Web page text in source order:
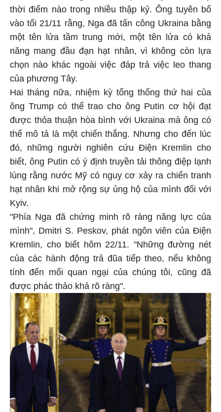
thời điểm nào trong nhiều thập kỷ. Ông tuyên bố
vào tối 21/11 rằng, Nga đã tấn công Ukraina bằng
một tên lửa tầm trung mới, một tên lửa có khả
năng mang đầu đạn hạt nhân, vì không còn lựa
chọn nào khác ngoài việc đáp trả việc leo thang
của phương Tây.
Hai tháng nữa, nhiệm kỳ tổng thống thứ hai của
ông Trump có thể trao cho ông Putin cơ hội đạt
được thỏa thuận hòa bình với Ukraina mà ông có
thể mô tả là một chiến thắng. Nhưng cho đến lúc
đó, những người nghiên cứu Điện Kremlin cho
biết, ông Putin có ý định truyền tải thông điệp lạnh
lùng rằng nước Mỹ có nguy cơ xảy ra chiến tranh
hạt nhân khi mở rộng sự ủng hộ của mình đối với
Kyiv.
"Phía Nga đã chứng minh rõ ràng năng lực của
mình", Dmitri S. Peskov, phát ngôn viên của Điện
Kremlin, cho biết hôm 22/11. "Những đường nét
của các hành động trả đũa tiếp theo, nếu không
tính đến mối quan ngại của chúng tôi, cũng đã
được phác thảo khá rõ ràng".